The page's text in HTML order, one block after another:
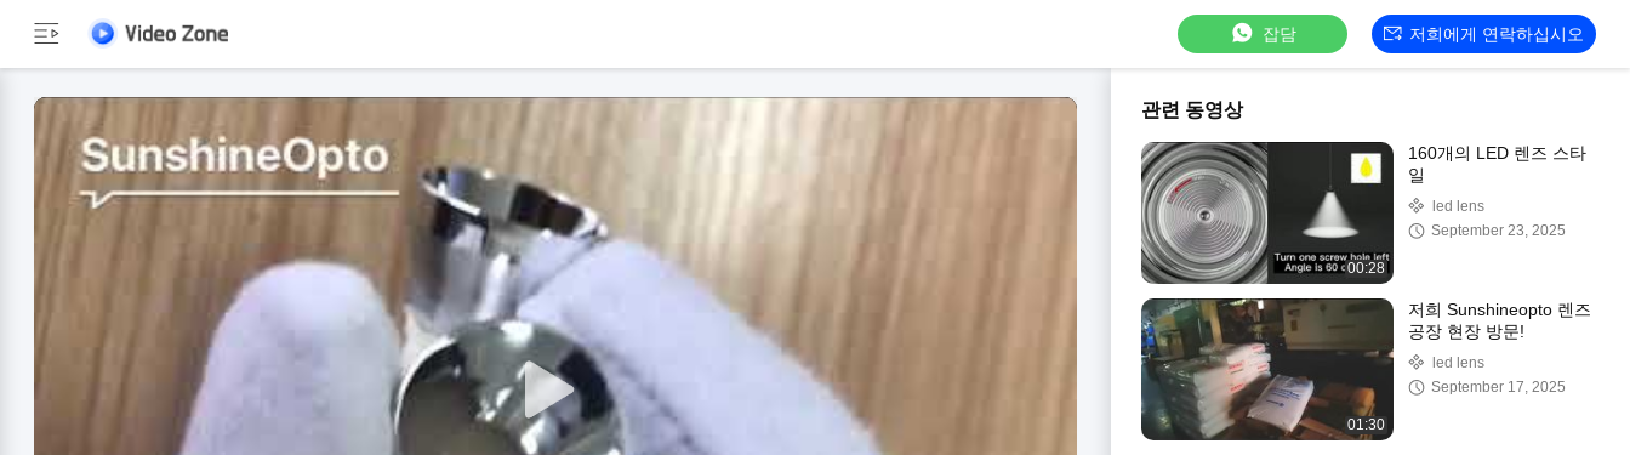
잡담 저희에게 연락하십시오
관련 동영상
00:28
160개의 LED 렌즈 스타
일
led lens
September 23, 2025
01:30
저희 Sunshineopto 렌즈
공장 현장 방문!
led lens
September 17, 2025